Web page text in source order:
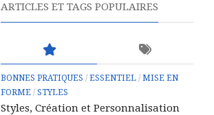
ARTICLES ET TAGS POPULAIRES
BONNES PRATIQUES / ESSENTIEL / MISE EN
FORME / STYLES
Styles, Création et Personnalisation